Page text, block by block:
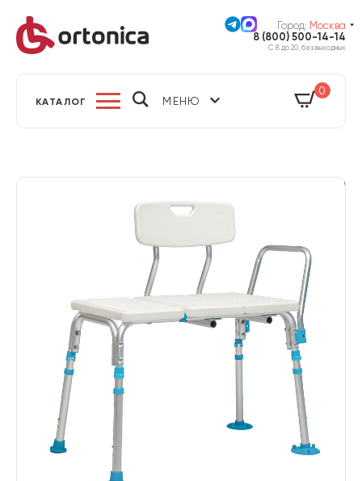
Город: Москва
8 (800) 500-14-14
С 8 до 20, без выходных
КАТАЛОГ МЕНЮ
0